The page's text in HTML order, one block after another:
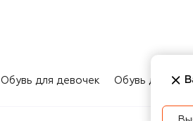
Обувь для девочек Обувь для